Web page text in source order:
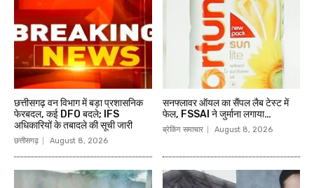
छत्तीसगढ़ वन विभाग में बड़ा प्रशासनिक
फेरबदल, कई DFO बदले; IFS
अधिकारियों के तबादले की सूची जारी
छत्तीसगढ़ August 8, 2026
सनफ्लावर ऑयल का सैंपल लैब टेस्ट में
फेल, FSSAI ने जुर्माना लगाया…
ब्रेकिंग समाचार August 8, 2026